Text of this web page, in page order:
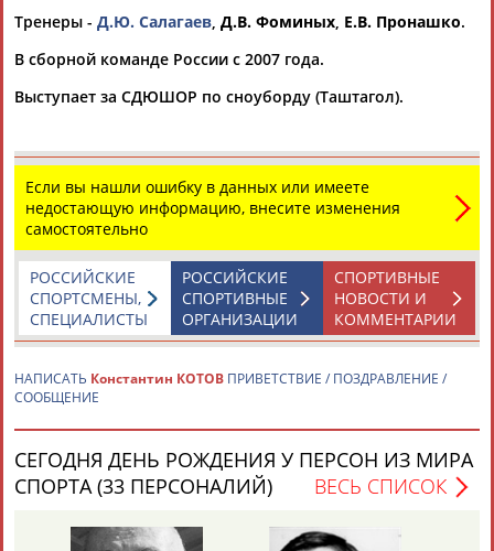
АББАТЕ-
АББЯСОВА
АБДИКАРИМОВААБДРАХМАНОВ
АБДРАХМАНОВАБДРАХМАНОВА АБДУВАЛИЕВ
АБДУЛАЕВ
Тренеры - Д.Ю. Салагаев, Д.В. Фоминых, Е.В. Пронашко.
В сборной команде России с 2007 года.
Выступает за СДЮШОР по сноуборду (Таштагол).
Если вы нашли ошибку в данных или имеете
недостающую информацию, внесите изменения
самостоятельно
СПОРТИВНЫЕ
НОВОСТИ И
КОММЕНТАРИИ
РОССИЙСКИЕ
СПОРТИВНЫЕ
ОРГАНИЗАЦИИ
РОССИЙСКИЕ
СПОРТСМЕНЫ,
СПЕЦИАЛИСТЫ
НАПИСАТЬ Константин КОТОВ ПРИВЕТСТВИЕ / ПОЗДРАВЛЕНИЕ /
СООБЩЕНИЕ
СЕГОДНЯ ДЕНЬ РОЖДЕНИЯ У ПЕРСОН ИЗ МИРА
СПОРТА (33 ПЕРСОНАЛИЙ)
ВЕСЬ СПИСОК